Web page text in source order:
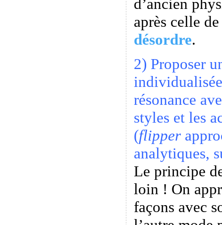
d’ancien
après celle
désordre.
2) Proposer
résonance
styles et les
(flipper
analytiques,
Le principe
loin ! On
façons avec